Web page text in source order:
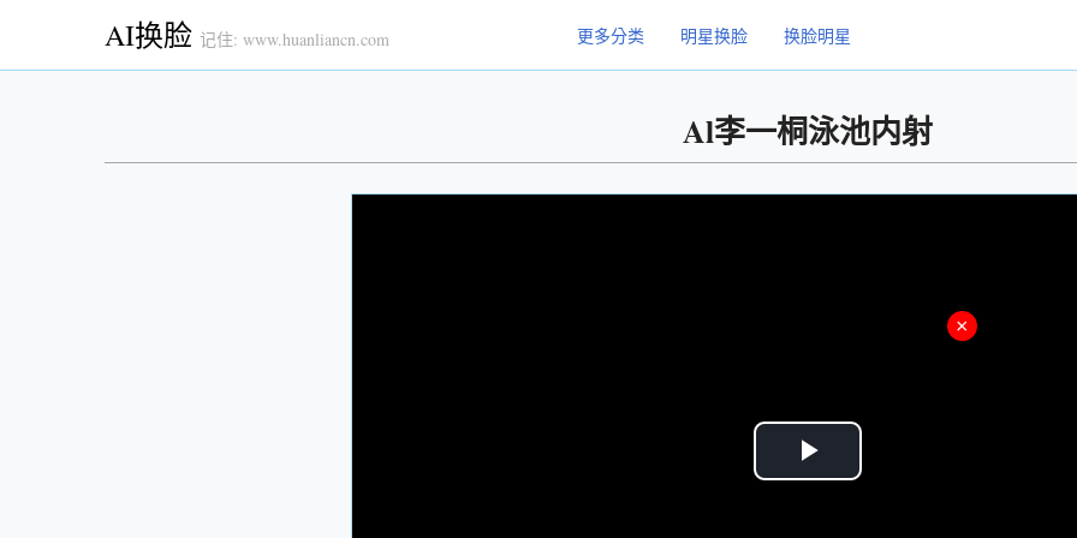
AI换脸 记住: www.huanliancn.com 更多分类 明星换脸 换脸明星
Al李一桐泳池内射
Play
×